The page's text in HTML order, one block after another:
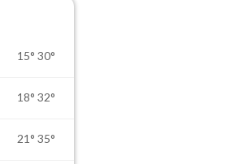
15° 30°
18° 32°
21° 35°